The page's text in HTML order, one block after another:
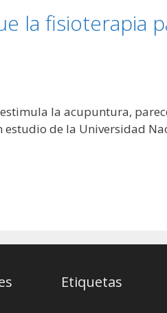
la fisioterapia
la acupuntura,
de la Universidad
Etiquetas